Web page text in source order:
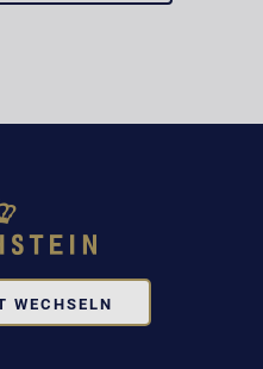
WECHSELN